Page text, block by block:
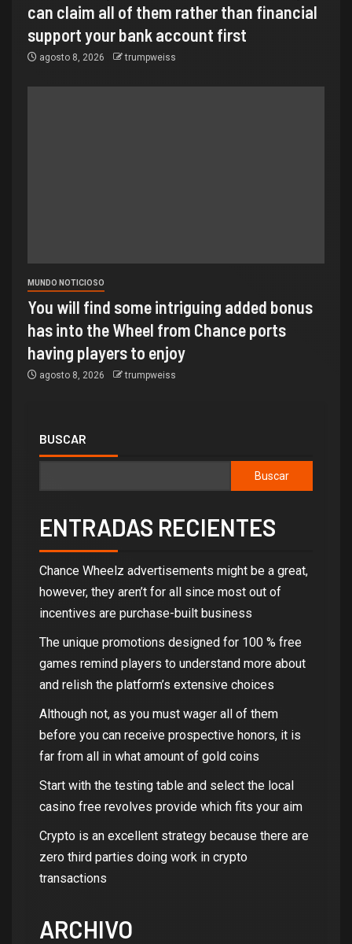
can claim all of them rather than financial
support your bank account first
agosto 8, 2026 trumpweiss
MUNDO NOTICIOSO
You will find some intriguing added bonus
has into the Wheel from Chance ports
having players to enjoy
agosto 8, 2026 trumpweiss
BUSCAR
Buscar
ENTRADAS RECIENTES
Chance Wheelz advertisements might be a great,
however, they aren’t for all since most out of
incentives are purchase-built business
The unique promotions designed for 100 % free
games remind players to understand more about
and relish the platform’s extensive choices
Although not, as you must wager all of them
before you can receive prospective honors, it is
far from all in what amount of gold coins
Start with the testing table and select the local
casino free revolves provide which fits your aim
Crypto is an excellent strategy because there are
zero third parties doing work in crypto
transactions
ARCHIVO